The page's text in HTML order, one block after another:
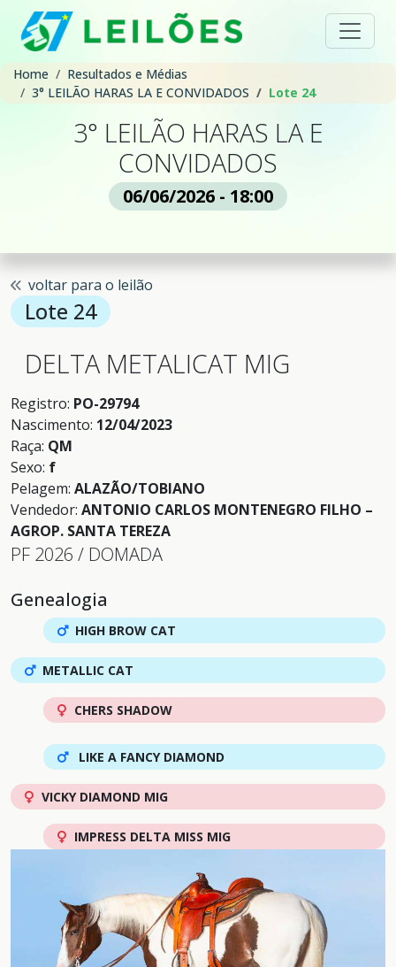
Home
Resultados e Médias
3° LEILÃO HARAS LA E CONVIDADOS
Lote 24
3° LEILÃO HARAS LA E
CONVIDADOS
06/06/2026 - 18:00
voltar para o leilão
Lote 24
DELTA METALICAT MIG
Registro: PO-29794
Nascimento: 12/04/2023
Raça: QM
Sexo: f
Pelagem: ALAZÃO/TOBIANO
Vendedor: ANTONIO CARLOS MONTENEGRO FILHO –
AGROP. SANTA TEREZA
PF 2026 / DOMADA
Genealogia
HIGH BROW CAT
METALLIC CAT
CHERS SHADOW
LIKE A FANCY DIAMOND
VICKY DIAMOND MIG
IMPRESS DELTA MISS MIG